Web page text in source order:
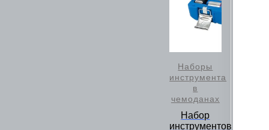
Наборы
инструмента
в
чемоданах
Набор
инструментов